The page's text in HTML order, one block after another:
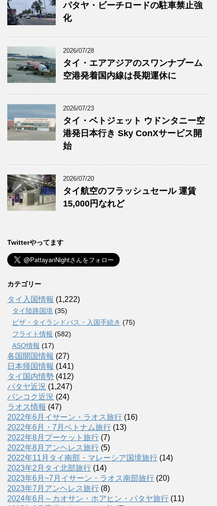
パタヤ・ビーチロードの駐車禁止強
化
2026/07/28
タイ・エアアジアのスワンナプーム
空港発着国内線は長期運休に
2026/07/23
タイ・ベトジェット ウドンタニー空
港発日本行き Sky ConXサービス開
始
2026/07/20
タイ航空のフラッシュセール 運賃
15,000円なれど
Twitterやってます
カテゴリー
タイ入国情報 (1,222)
タイ陸路国境 (35)
ビザ・タイランドパス・入国手続き (75)
フライト情報 (582)
ASQ情報 (17)
各国開国情報 (27)
日本帰国情報 (141)
タイ国内情勢 (412)
パタヤ近況 (1,247)
バンコク近況 (24)
ラオス情報 (47)
2022年6月イサーン・ラオス旅行 (16)
2022年6月・7月ベトナム旅行 (13)
2022年8月プーケット旅行 (7)
2022年8月アンヘレス旅行 (5)
2022年11月タイ南部・マレーシア国境旅行 (14)
2023年2月タイ北部旅行 (14)
2023年6月~7月イサーン・ラオス南部旅行 (20)
2023年7月アンヘレス旅行 (8)
2024年6月～カオサン・ホアヒン・パタヤ旅行 (11)